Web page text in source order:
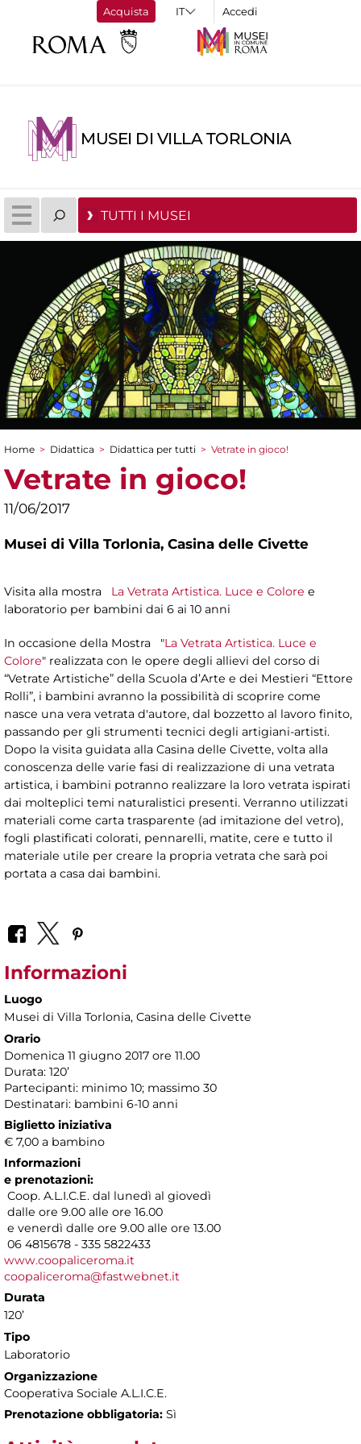
Acquista Accedi
MUSEI DI VILLA TORLONIA
TUTTI I MUSEI
Tu sei qui
Home > Didattica > Didattica per tutti > Vetrate in gioco!
Vetrate in gioco!
11/06/2017
Musei di Villa Torlonia, Casina delle Civette
Visita alla mostra La Vetrata Artistica. Luce e Colore e
laboratorio per bambini dai 6 ai 10 anni
In occasione della Mostra "La Vetrata Artistica. Luce e
Colore" realizzata con le opere degli allievi del corso di
“Vetrate Artistiche” della Scuola d’Arte e dei Mestieri “Ettore
Rolli”, i bambini avranno la possibilità di scoprire come
nasce una vera vetrata d'autore, dal bozzetto al lavoro finito,
passando per gli strumenti tecnici degli artigiani-artisti.
Dopo la visita guidata alla Casina delle Civette, volta alla
conoscenza delle varie fasi di realizzazione di una vetrata
artistica, i bambini potranno realizzare la loro vetrata ispirati
dai molteplici temi naturalistici presenti. Verranno utilizzati
materiali come carta trasparente (ad imitazione del vetro),
fogli plastificati colorati, pennarelli, matite, cere e tutto il
materiale utile per creare la propria vetrata che sarà poi
portata a casa dai bambini.
Informazioni
Luogo
Musei di Villa Torlonia, Casina delle Civette
Orario
Domenica 11 giugno 2017 ore 11.00
Durata: 120’
Partecipanti: minimo 10; massimo 30
Destinatari: bambini 6-10 anni
Biglietto iniziativa
€ 7,00 a bambino
Informazioni
e prenotazioni:
Coop. A.L.I.C.E. dal lunedì al giovedì
dalle ore 9.00 alle ore 16.00
e venerdì dalle ore 9.00 alle ore 13.00
06 4815678 - 335 5822433
www.coopaliceroma.it
coopaliceroma@fastwebnet.it
Durata
120’
Tipo
Laboratorio
Organizzazione
Cooperativa Sociale A.L.I.C.E.
Prenotazione obbligatoria: Sì